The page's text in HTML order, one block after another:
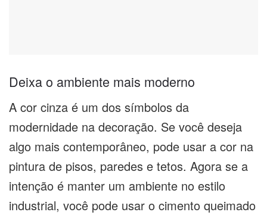
Deixa o ambiente mais moderno
A cor cinza é um dos símbolos da
modernidade na decoração. Se você deseja
algo mais contemporâneo, pode usar a cor na
pintura de pisos, paredes e tetos. Agora se a
intenção é manter um ambiente no estilo
industrial, você pode usar o cimento queimado